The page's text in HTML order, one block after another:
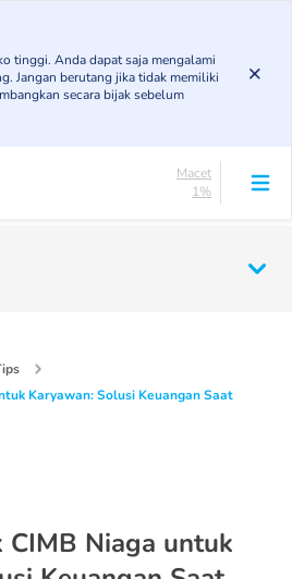
tinggi. Anda dapat saja mengalami
Jangan berutang jika tidak memiliki
secara bijak sebelum
5.78%
KL
4.96%
Macet
1%
Macet
Karyawan: Solusi Keuangan Saat
CIMB Niaga untuk